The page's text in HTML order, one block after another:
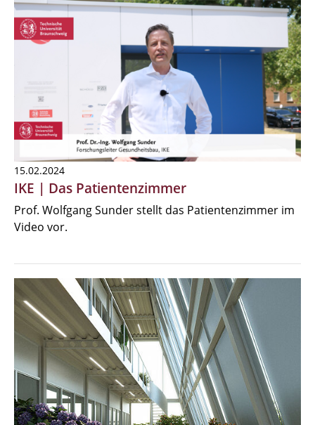
15.02.2024
IKE | Das Patientenzimmer
Prof. Wolfgang Sunder stellt das Patientenzimmer im
Video vor.